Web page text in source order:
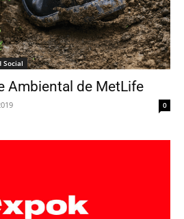
Social
Ambiental de MetLife
0